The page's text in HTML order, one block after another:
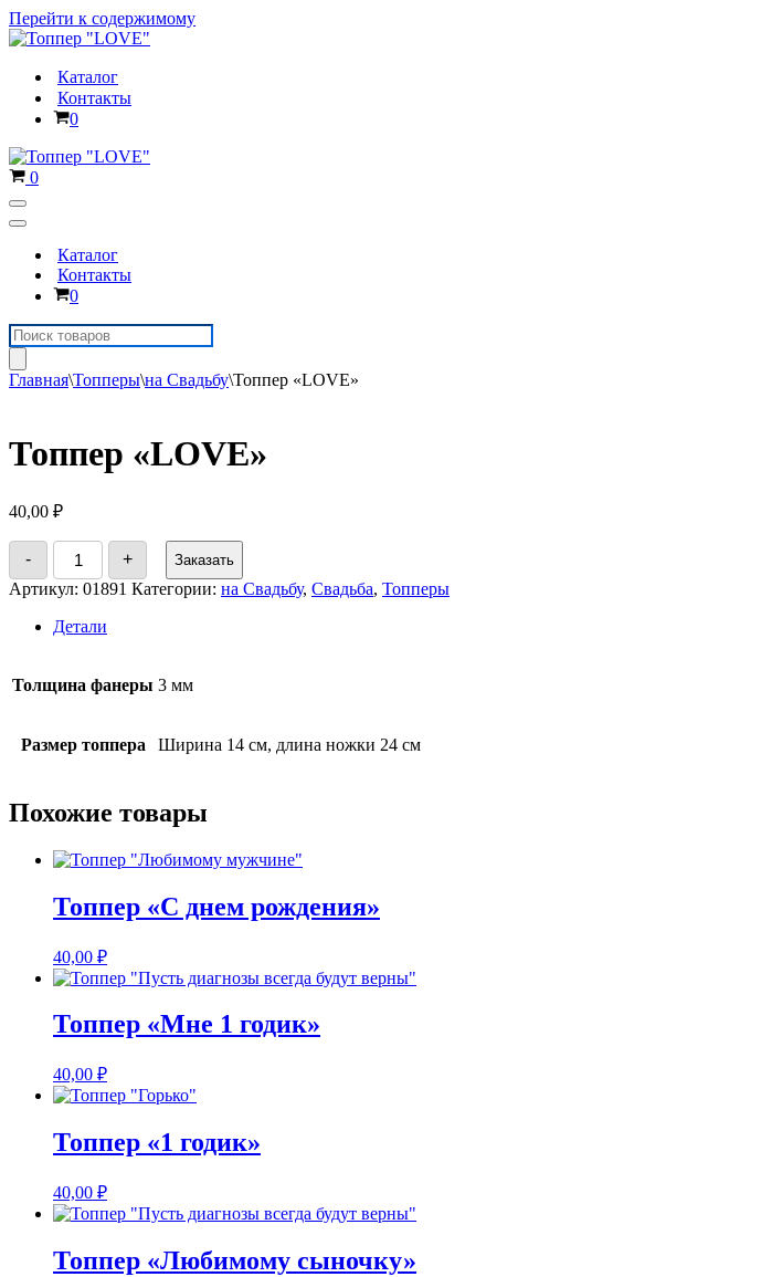
Перейти к содержимому
Каталог
Контакты
Корзина
0
Корзина
0
Меню
навигации
Меню
навигацииКаталог
Контакты
Корзина
0
Поиск
товаров
Главная\Топперы\на Свадьбу\Топпер «LOVE»
Топпер «LOVE»
40,00 ₽
-
Количество
товара
Топпер
"LOVE"
+ Заказать
Артикул: 01891 Категории: на Свадьбу, Свадьба, Топперы
Детали
Толщина фанеры 3 мм
Размер топпера Ширина 14 см, длина ножки 24 см
Похожие товары
Топпер «С днем рождения»
40,00 ₽
Топпер «Мне 1 годик»
40,00 ₽
Топпер «1 годик»
40,00 ₽
Топпер «Любимому сыночку»